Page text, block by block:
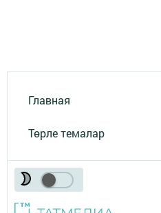
Главная
Төрле темалар